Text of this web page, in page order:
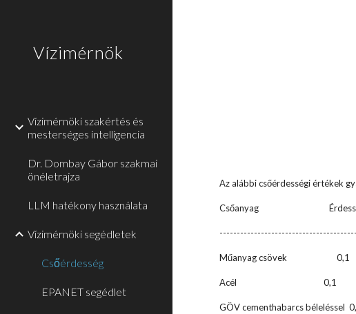
Vízimérnök
Vízimérnöki szakértés és
mesterséges intelligencia
Dr. Dombay Gábor szakmai
önéletrajza
LLM hatékony használata
Vízimérnöki segédletek
Csőérdesség
EPANET segédlet
Az alábbi csőérdességi értékek
Csőanyag Érdesség
Műanyag csövek 0,1
Acél 0,1
GÖV cementhabarcs béleléssel